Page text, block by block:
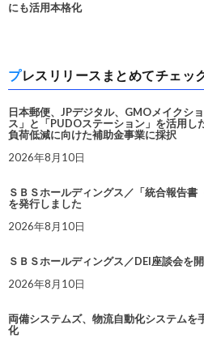
にも活用本格化
プレスリリースまとめてチェッ
日本郵便、JPデジタル、GMOメイクシ
ス」と「PUDOステーション」を活用し
負荷低減に向けた補助金事業に採択
2026年8月10日
ＳＢＳホールディングス／「統合報告
を発行しました
2026年8月10日
ＳＢＳホールディングス／DEI座談会を
2026年8月10日
両備システムズ、物流自動化システムを
化